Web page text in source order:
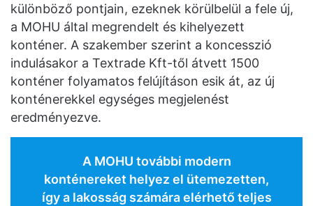
különböző pontjain, ezeknek körülbelül a fele új,
a MOHU által megrendelt és kihelyezett
konténer. A szakember szerint a koncesszió
indulásakor a Textrade Kft-től átvett 1500
konténer folyamatos felújításon esik át, az új
konténerekkel egységes megjelenést
eredményezve.
A MOHU további modern
konténereket helyez el ütemezetten,
így a lakosság számára elérhető teljes